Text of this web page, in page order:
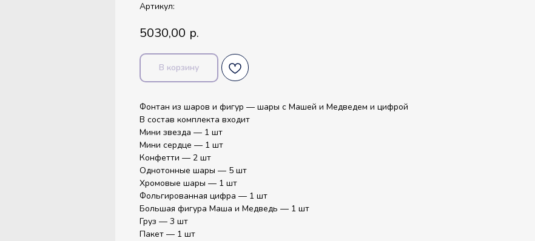
Артикул:
5030,00 р.
В корзину
Фонтан из шаров и фигур — шары с Машей и Медведем и цифрой
В состав комплекта входит
Мини звезда — 1 шт
Мини сердце — 1 шт
Конфетти — 2 шт
Однотонные шары — 5 шт
Хромовые шары — 1 шт
Фольгированная цифра — 1 шт
Большая фигура Маша и Медведь — 1 шт
Груз — 3 шт
Пакет — 1 шт